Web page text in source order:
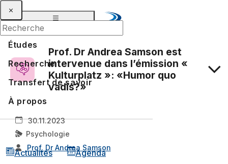
Études
Recherche
Transfert de savoir
À propos
Actualités
Agenda
Prof. Dr Andrea Samson est
intervenue dans l’émission «
Kulturplatz »: «Humor quo
vadis?»
30.11.2023
Psychologie
Prof. Dr Andrea Samson